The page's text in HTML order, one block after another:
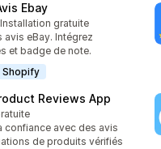
Ebay
5
Installation gratuite
avis eBay. Intégrez
et badge de note.
Shopify
Reviews App
5
confiance avec des avis
de produits vérifiés